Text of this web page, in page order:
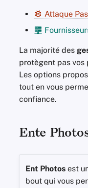
Attaque
La majorité des
protègent pas vos
Les options
tout en vous
confiance.
Ente
Ent Photos est
bout qui vous